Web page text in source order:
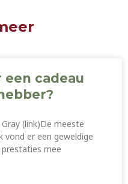
een cadeau
(link)De meeste
er een geweldige
mee